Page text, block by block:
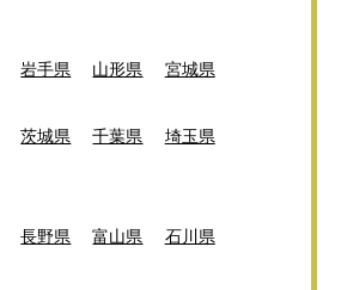
岩手県 山形県
宮城県
茨城県 千葉県
埼玉県
長野県 富山県
石川県